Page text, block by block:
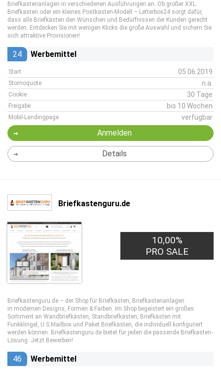
Briefkastenanlagen in verschiedenen Ausführungen an. Ob großer XXL
Briefkasten oder ein kleines Postkasten-Modell – Letterbox24 sorgt dafür,
dass alle Briefkästen den Wünschen und Bedürfnissen der Kunden gerecht
werden. Entdecken Sie mit wenigen Klicks die große Auswahl und sichern Sie
sich attraktive Provisionen!
24 Werbemittel
Start 05.06.2019
Stornoquote n.a.
Cookie 30 Tage
Freigabe bis 10 Wochen
Mobil-Landingpage verfügbar
Anmelden
Details
Briefkastenguru.de
10,00%
PRO SALE
Briefkastenguru.de – der Shop für Briefkästen, Briefkastenanlagen
in modernen Designs, Formen & Farben. Im Shop begeistert ein großes
Sortiment an Wandbriefkästen, Standbriefkästen, Briefkästen mit
Funkklingel, U.S.Mailbox und Paket Briefkästen, die individuell konfiguriert
werden können. Briefkastenguru.de bietet für jeden die passende Briefkasten-
Lösung. Jetzt Bewerben!
46 Werbemittel